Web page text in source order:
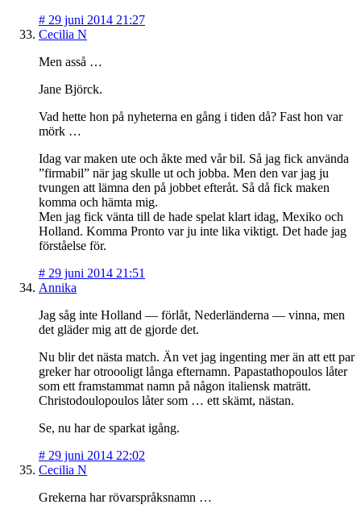
# 29 juni 2014 21:27
Cecilia N
Men asså …
Jane Björck.
Vad hette hon på nyheterna en gång i tiden då? Fast hon var
mörk …
Idag var maken ute och åkte med vår bil. Så jag fick använda
”firmabil” när jag skulle ut och jobba. Men den var jag ju
tvungen att lämna den på jobbet efteråt. Så då fick maken
komma och hämta mig.
Men jag fick vänta till de hade spelat klart idag, Mexiko och
Holland. Komma Pronto var ju inte lika viktigt. Det hade jag
förståelse för.
# 29 juni 2014 21:51
Annika
Jag såg inte Holland — förlåt, Nederländerna — vinna, men
det gläder mig att de gjorde det.
Nu blir det nästa match. Än vet jag ingenting mer än att ett par
greker har otroooligt långa efternamn. Papastathopoulos låter
som ett framstammat namn på någon italiensk maträtt.
Christodoulopoulos låter som … ett skämt, nästan.
Se, nu har de sparkat igång.
# 29 juni 2014 22:02
Cecilia N
Grekerna har rövarspråksnamn …